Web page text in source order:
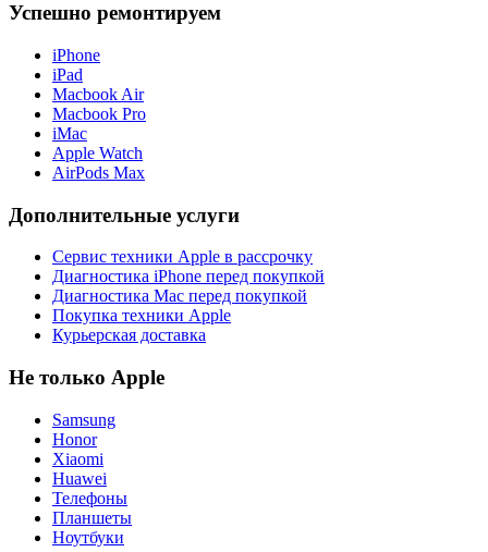
Успешно ремонтируем
iPhone
iPad
Macbook Air
Macbook Pro
iMac
Apple Watch
AirPods Max
Дополнительные услуги
Сервис техники Apple в рассрочку
Диагностика iPhone перед покупкой
Диагностика Mac перед покупкой
Покупка техники Apple
Курьерская доставка
Не только Apple
Samsung
Honor
Xiaomi
Huawei
Телефоны
Планшеты
Ноутбуки